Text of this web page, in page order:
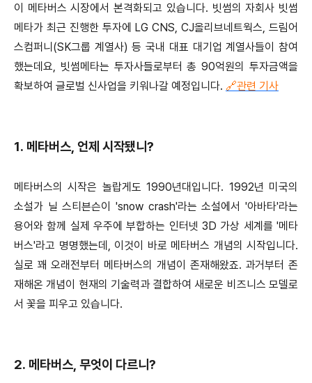
이 메타버스 시장에서 본격화되고 있습니다. 빗썸의 자회사 빗썸
메타가 최근 진행한 투자에 LG CNS, CJ올리브네트웍스, 드림어
스컴퍼니(SK그룹 계열사) 등 국내 대표 대기업 계열사들이 참여
했는데요, 빗썸메타는 투자사들로부터 총 90억원의 투자금액을
확보하여 글로벌 신사업을 키워나갈 예정입니다. 🔗관련 기사
1. 메타버스, 언제 시작됐니?
메타버스의 시작은 놀랍게도 1990년대입니다. 1992년 미국의
소설가 닐 스티븐슨이 'snow crash'라는 소설에서 '아바타'라는
용어와 함께 실제 우주에 부합하는 인터넷 3D 가상 세계를 '메타
버스'라고 명명했는데, 이것이 바로 메타버스 개념의 시작입니다.
실로 꽤 오래전부터 메타버스의 개념이 존재해왔죠. 과거부터 존
재해온 개념이 현재의 기술력과 결합하여 새로운 비즈니스 모델로
서 꽃을 피우고 있습니다.
2. 메타버스, 무엇이 다르니?